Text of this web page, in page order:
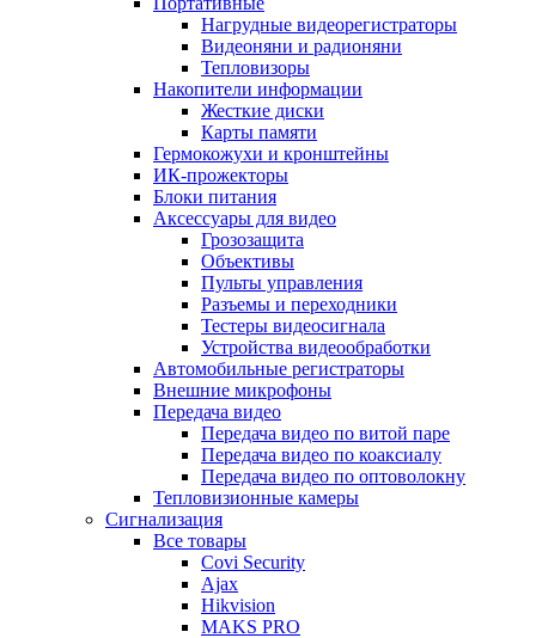
Нагрудные видеорегистраторы
Видеоняни и радионяни
Тепловизоры
Накопители информации
Жесткие диски
Карты памяти
Гермокожухи и кронштейны
ИК-прожекторы
Блоки питания
Аксессуары для видео
Грозозащита
Объективы
Пульты управления
Разъемы и переходники
Тестеры видеосигнала
Устройства видеообработки
Автомобильные регистраторы
Внешние микрофоны
Передача видео
Передача видео по витой паре
Передача видео по коаксиалу
Передача видео по оптоволокну
Тепловизионные камеры
Сигнализация
Все товары
Covi Security
Ajax
Hikvision
MAKS PRO